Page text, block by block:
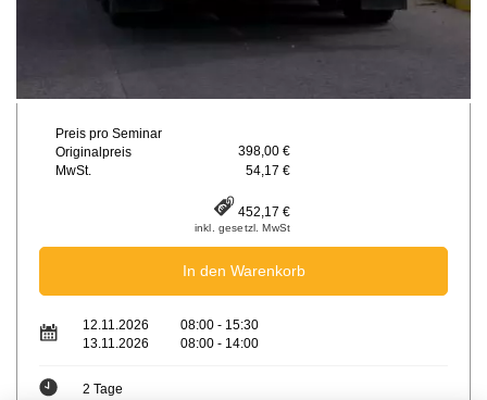
Preis pro Seminar
Originalpreis
398,00 €
MwSt.
54,17 €
452,17 €
inkl. gesetzl. MwSt
In den Warenkorb
12.11.2026
13.11.2026
08:00 - 15:30
08:00 - 14:00
2 Tage